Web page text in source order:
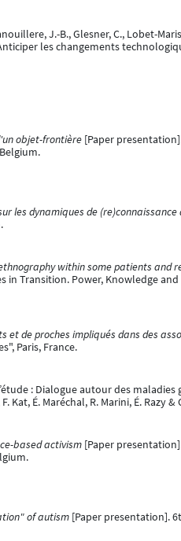
J.-B., Glesner, C., Lobet-
Anticiper les changements
objet-frontière[Paper
les dynamiques de
within some patients and
in Transition. Power, Knowledge
de proches impliqués dans des
Paris, France.
: Dialogue autour des maladies
É. Maréchal, R. Marini, É. Razy &
based activism[Paper
of autism[Paper presentation].